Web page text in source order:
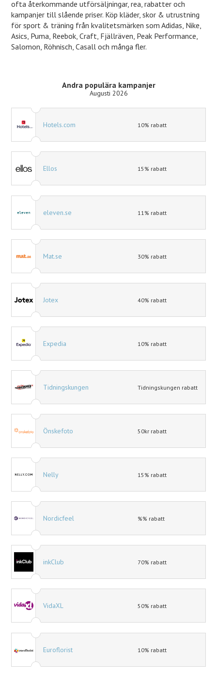
ofta återkommande utförsäljningar, rea, rabatter och
kampanjer till slående priser. Köp kläder, skor & utrustning
för sport & träning från kvalitetsmärken som Adidas, Nike,
Asics, Puma, Reebok, Craft, Fjällräven, Peak Performance,
Salomon, Röhnisch, Casall och många fler.
Andra populära kampanjer
Augusti 2026
Hotels.com 10% rabatt
Ellos 15% rabatt
eleven.se 11% rabatt
Mat.se 30% rabatt
Jotex 40% rabatt
Expedia 10% rabatt
Tidningskungen Tidningskungen rabatt
Önskefoto 50kr rabatt
Nelly 15% rabatt
Nordicfeel %% rabatt
inkClub 70% rabatt
VidaXL 50% rabatt
Euroflorist 10% rabatt